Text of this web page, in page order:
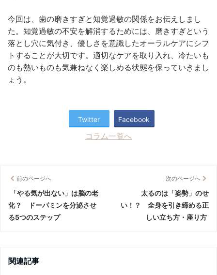
今回は、歯の磨きすぎと知覚過敏の関係をお伝えしまし
た。知覚過敏の不安を解消するためには、磨きすぎという
落とし穴に気付き、優しさを意識したオーラルケアにシフ
トすることが大切です。適切なケアを取り入れ、冷たいも
のも熱いものも気兼ねなく楽しめる状態を保っていきまし
ょう。
Twitter Facebook
コラム一覧へ
前のページへ
「やる気が出ない」は脳の老
化？ ドーパミンを分泌させ
る5つのステップ
次のページへ
太るのは「姿勢」のせ
い！？ 全身を引き締める正
しい立ち方・座り方
関連記事